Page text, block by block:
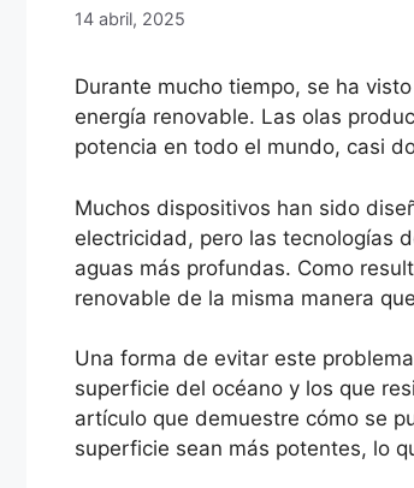
14 abril, 2025
Durante mucho tiempo, se ha
energía renovable. Las olas
potencia en todo el mundo, casi
Muchos dispositivos han sido
electricidad, pero las tecnologías
aguas más profundas. Como
renovable de la misma manera
Una forma de evitar este
superficie del océano y los que
artículo que demuestre cómo se
superficie sean más potentes, lo